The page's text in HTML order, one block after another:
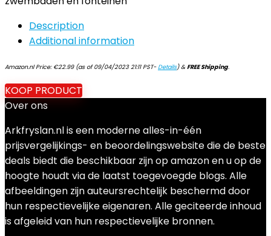
Description
Additional information
Amazon.nl Price: €22.99(as of 09/04/2023 21:11 PST-Details)&FREE Shipping.
KOOP PRODUCT
Over ons
Arkfryslan.nl is een moderne alles-in-één
prijsvergelijkings- en beoordelingswebsite die de beste
deals biedt die beschikbaar zijn op amazon en u op de
hoogte houdt via de laatst toegevoegde blogs. Alle
afbeeldingen zijn auteursrechtelijk beschermd door
hun respectievelijke eigenaren. Alle geciteerde inhoud
is afgeleid van hun respectievelijke bronnen.